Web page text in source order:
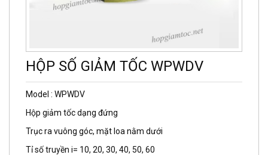
HỘP SỐ GIẢM TỐC WPWDV
Model : WPWDV
Hộp giảm tốc dạng đứng
Trục ra vuông góc, mặt loa nằm dưới
Tỉ số truyền i= 10, 20, 30, 40, 50, 60